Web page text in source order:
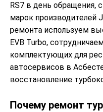
RS7 в день обращения,
марок производителей
ремонта используем
EVB Turbo,
комплектующих для
автосервисов в
восстановление
Почему ремонт